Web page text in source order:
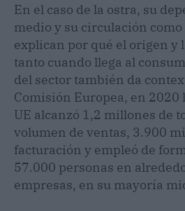
En el caso de la ostra, su
medio y su circulación
explican por qué el origen y
tanto cuando llega al
del sector también da
Comisión Europea, en 2020
UE alcanzó 1,2 millones de
volumen de ventas, 3.900
facturación y empleó de
57.000 personas en
empresas, en su mayoría